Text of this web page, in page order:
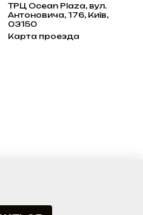
ТРЦ Ocean Plaza, вул.
Антоновича, 176, Київ,
03150
Карта проезда